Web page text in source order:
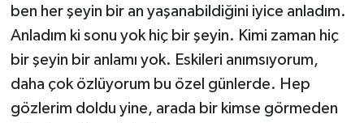
ben her şeyin bir an yaşanabildiğini iyice anladım.
Anladım ki sonu yok hiç bir şeyin. Kimi zaman hiç
bir şeyin bir anlamı yok. Eskileri anımsıyorum,
daha çok özlüyorum bu özel günlerde. Hep
gözlerim doldu yine, arada bir kimse görmeden